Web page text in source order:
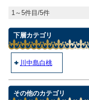
1～5件目/5件
下層カテゴリ
川中島白桃
その他のカテゴリ